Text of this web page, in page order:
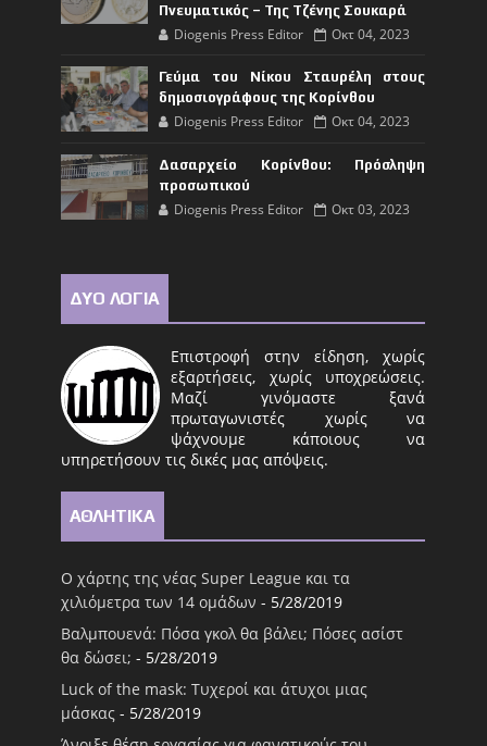
Πνευματικός – Της Τζένης Σουκαρά
Diogenis Press Editor Οκτ 04, 2023
Γεύμα του Νίκου Σταυρέλη στους
δημοσιογράφους της Κορίνθου
Diogenis Press Editor Οκτ 04, 2023
Δασαρχείο Κορίνθου: Πρόσληψη
προσωπικού
Diogenis Press Editor Οκτ 03, 2023
ΔΥΟ ΛΟΓΙΑ
Επιστροφή στην είδηση, χωρίς
εξαρτήσεις, χωρίς υποχρεώσεις.
Μαζί γινόμαστε ξανά
πρωταγωνιστές χωρίς να
ψάχνουμε κάποιους να
υπηρετήσουν τις δικές μας απόψεις.
ΑΘΛΗΤΙΚΑ
Ο χάρτης της νέας Super League και τα
χιλιόμετρα των 14 ομάδων - 5/28/2019
Βαλμπουενά: Πόσα γκολ θα βάλει; Πόσες ασίστ
θα δώσει; - 5/28/2019
Luck of the mask: Τυχεροί και άτυχοι μιας
μάσκας - 5/28/2019